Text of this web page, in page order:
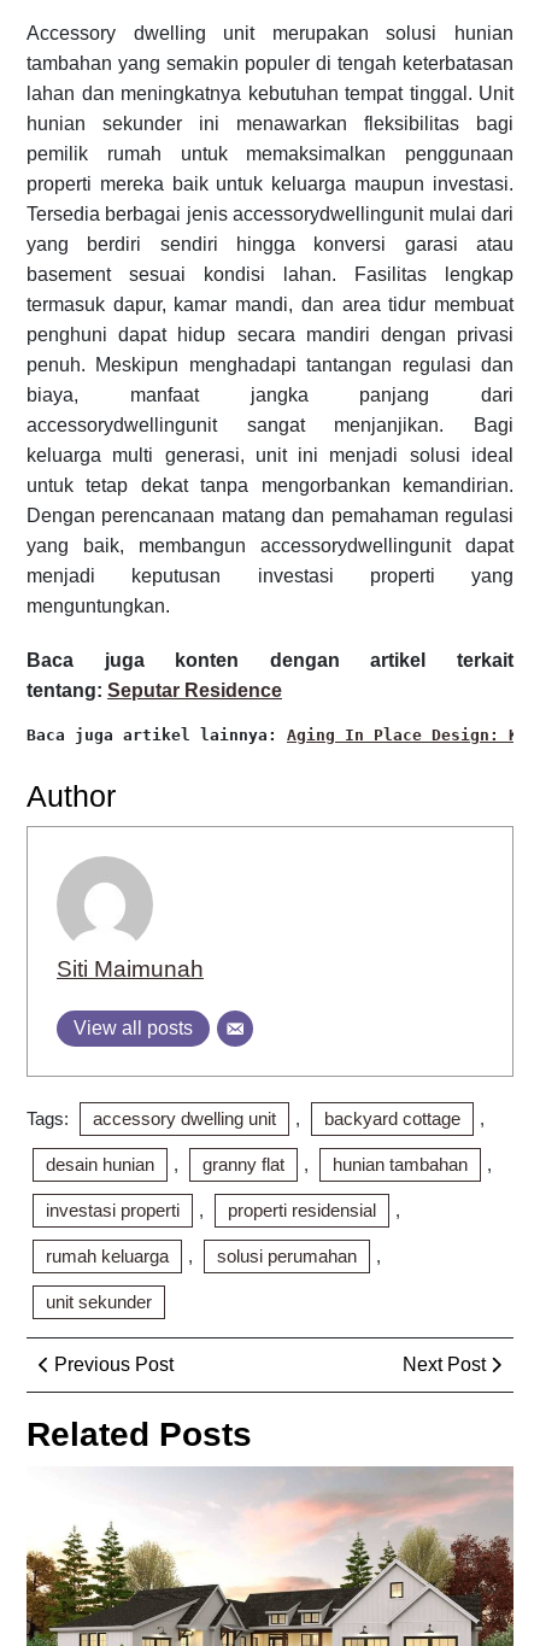
Accessory dwelling unit merupakan solusi hunian
tambahan yang semakin populer di tengah keterbatasan
lahan dan meningkatnya kebutuhan tempat tinggal. Unit
hunian sekunder ini menawarkan fleksibilitas bagi
pemilik rumah untuk memaksimalkan penggunaan
properti mereka baik untuk keluarga maupun investasi.
Tersedia berbagai jenis accessorydwellingunit mulai dari
yang berdiri sendiri hingga konversi garasi atau
basement sesuai kondisi lahan. Fasilitas lengkap
termasuk dapur, kamar mandi, dan area tidur membuat
penghuni dapat hidup secara mandiri dengan privasi
penuh. Meskipun menghadapi tantangan regulasi dan
biaya, manfaat jangka panjang dari
accessorydwellingunit sangat menjanjikan. Bagi
keluarga multi generasi, unit ini menjadi solusi ideal
untuk tetap dekat tanpa mengorbankan kemandirian.
Dengan perencanaan matang dan pemahaman regulasi
yang baik, membangun accessorydwellingunit dapat
menjadi keputusan investasi properti yang
menguntungkan.
Baca juga konten dengan artikel terkait
tentang: Seputar Residence
Baca juga artikel lainnya: Aging In Place Design:
Author
Siti Maimunah
View all posts
Tags: accessory dwelling unit , backyard cottage ,
desain hunian , granny flat , hunian tambahan ,
investasi properti , properti residensial ,
rumah keluarga , solusi perumahan ,
unit sekunder
Post
navigation
Previous PostPrevious
Post
Next Post
Next
Post
Related Posts